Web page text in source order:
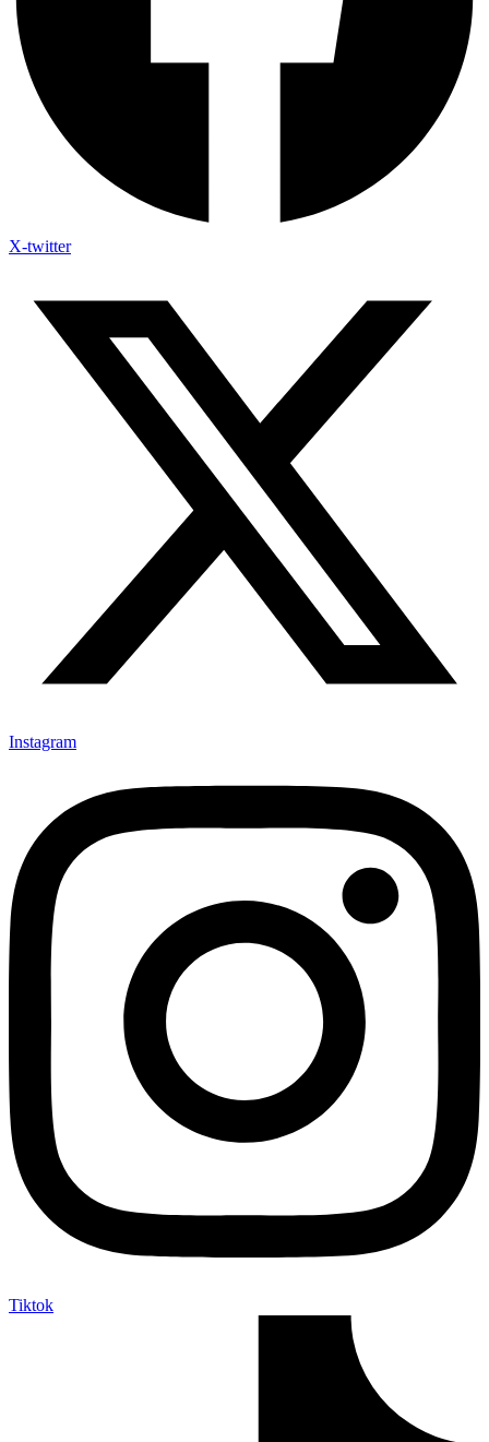
X-twitter
Instagram
Tiktok